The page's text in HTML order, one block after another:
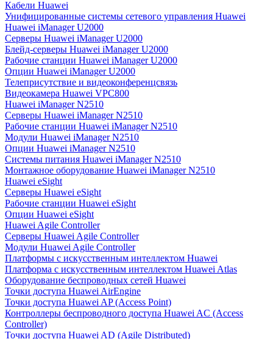
Кабели Huawei
Унифицированные системы сетевого управления Huawei
Huawei iManager U2000
Серверы Huawei iManager U2000
Блейд-серверы Huawei iManager U2000
Рабочие станции Huawei iManager U2000
Опции Huawei iManager U2000
Телеприсутствие и видеоконференцсвязь
Видеокамера Huawei VPC800
Huawei iManager N2510
Серверы Huawei iManager N2510
Рабочие станции Huawei iManager N2510
Модули Huawei iManager N2510
Опции Huawei iManager N2510
Системы питания Huawei iManager N2510
Монтажное оборудование Huawei iManager N2510
Huawei eSight
Серверы Huawei eSight
Рабочие станции Huawei eSight
Опции Huawei eSight
Huawei Agile Controller
Серверы Huawei Agile Controller
Модули Huawei Agile Controller
Платформы с искусственным интеллектом Huawei
Платформа с искусственным интеллектом Huawei Atlas
Оборудование беспроводных сетей Huawei
Точки доступа Huawei AirEngine
Точки доступа Huawei AP (Access Point)
Контроллеры беспроводного доступа Huawei AC (Access
Controller)
Точки доступа Huawei AD (Agile Distributed)